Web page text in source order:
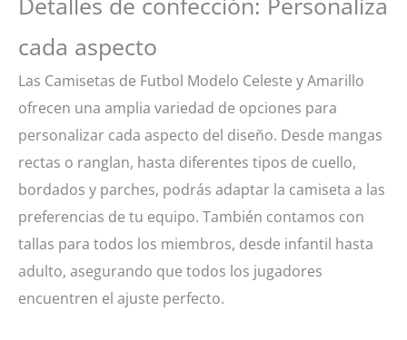
Detalles de confección: Personaliza
cada aspecto
Las Camisetas de Futbol Modelo Celeste y Amarillo
ofrecen una amplia variedad de opciones para
personalizar cada aspecto del diseño. Desde mangas
rectas o ranglan, hasta diferentes tipos de cuello,
bordados y parches, podrás adaptar la camiseta a las
preferencias de tu equipo. También contamos con
tallas para todos los miembros, desde infantil hasta
adulto, asegurando que todos los jugadores
encuentren el ajuste perfecto.